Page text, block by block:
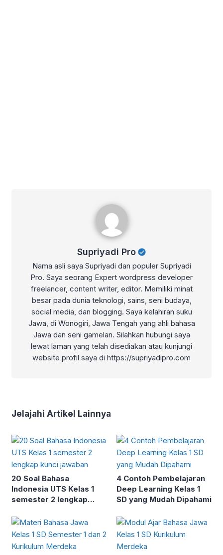
Supriyadi Pro
Nama asli saya Supriyadi dan populer Supriyadi
Pro. Saya seorang Expert wordpress developer
freelancer, content writer, editor. Memiliki minat
besar pada dunia teknologi, sains, seni budaya,
social media, dan blogging. Saya kelahiran suku
Jawa, di Wonogiri, Jawa Tengah yang ahli bahasa
Jawa dan seni gamelan. Silahkan hubungi saya
lewat laman yang telah disediakan atau kunjungi
website profil saya di https://supriyadipro.com
Jelajahi Artikel Lainnya
20 Soal Bahasa
Indonesia UTS Kelas 1
semester 2 lengkap
4 Contoh Pembelajaran
Deep Learning Kelas 1
SD yang Mudah Dipahami